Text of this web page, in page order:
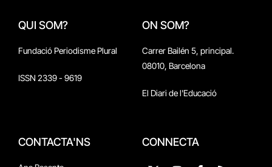
QUI SOM?
Fundació Periodisme Plural
ISSN 2339 - 9619
ON SOM?
Carrer Bailén 5, principal.
08010, Barcelona
El Diari de l'Educació
CONTACTA'NS CONNECTA